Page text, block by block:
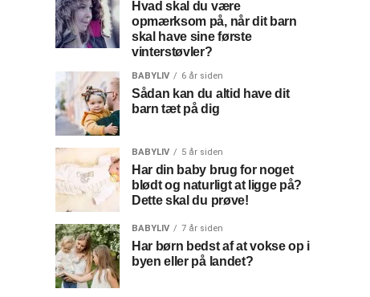
Hvad skal du være
opmærksom på, når dit barn
skal have sine første
vinterstøvler?
BABYLIV 6 år siden
Sådan kan du altid have dit
barn tæt på dig
BABYLIV 5 år siden
Har din baby brug for noget
blødt og naturligt at ligge på?
Dette skal du prøve!
BABYLIV 7 år siden
Har børn bedst af at vokse op i
byen eller på landet?